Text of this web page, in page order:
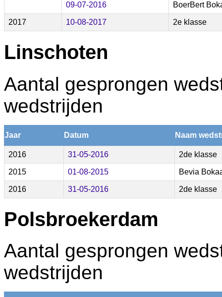
09-07-2016 BoerBert
2017 10-08-2017 2e klasse
Linschoten
Aantal gesprongen
wedstrijden
Jaar Datum Naam
2016 31-05-2016 2de klasse
2015 01-08-2015 Bevia
2016 31-05-2016 2de klasse
Polsbroekerdam
Aantal gesprongen
wedstrijden